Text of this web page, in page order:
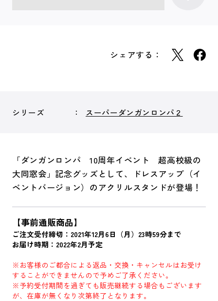
シェアする：
シリーズ スーパーダンガンロンパ２
「ダンガンロンパ 10周年イベント 超高校級の
大同窓会」記念グッズとして、ドレスアップ（イ
ベントバージョン）のアクリルスタンドが登場！
【事前通販商品】
ご注文受付締切：2021年12月6日（月）23時59分まで
お届け時期：2022年2月予定
※お客様のご都合による返品・交換・キャンセルはお受け
することができませんので予めご了承ください。
※予約受付期間を過ぎても販売継続する場合もございます
が、在庫が無くなり次第終了となります。